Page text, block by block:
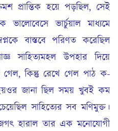
প্রান্তিক হয়ে পড়ছিল, সেই
ভালোবেসে ভার্চুয়াল মাধ্যমে
বাস্তবে পরিণত করেছিল
সাহিত্যমহল উপহার দিয়ে
কিন্তু রেখে গেল পাঠ ক-
জানা ছিল সময় খুবই কম
সাহিত্যের সব মণিমুক্ত।
জগৎ হারাল তার এক মনোযোগী